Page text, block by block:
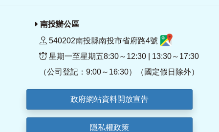
南投辦公區
540202南投縣南投市省府路4號
星期一至星期五8:30～12:30 | 13:30～17:30
（公司登記：9:00～16:30）（國定假日除外）
政府網站資料開放宣告
隱私權政策